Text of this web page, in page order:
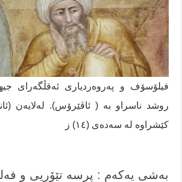
فیلۆسۆف و پەروەردیاری ئەقڵگەرای
روشد ناسراو بە ( ئاڤێرۆس). لەلایەن
کێشراوە لە سەدەی (١٤) ز
بەشی یەکەم : پرسە تێۆریی و